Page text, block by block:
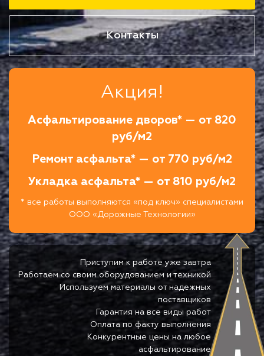
Контакты
Акция!
Асфальтирование дворов* — от 820
руб/м2
Ремонт асфальта* — от 770 руб/м2
Укладка асфальта* — от 810 руб/м2
* все работы выполняются «под ключ» специалистами
ООО «Дорожные Технологии»
Приступим к работе уже завтра
Работаем со своим оборудованием и техникой
Используем материалы от надежных
поставщиков
Гарантия на все виды работ
Оплата по факту выполнения
Конкурентные цены на любое
асфальтирование